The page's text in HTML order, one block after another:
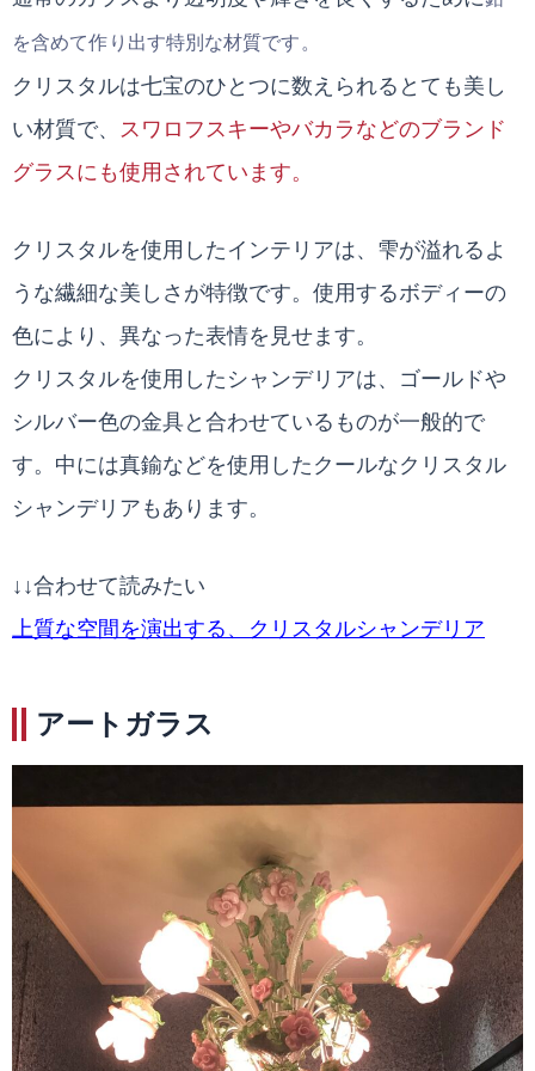
を含めて作り出す特別な材質です。
クリスタルは七宝のひとつに数えられるとても美し
い材質で、
スワロフスキーやバカラなどのブランド
グラスにも使用されています。
クリスタルを使用したインテリアは、雫が溢れるよ
うな繊細な美しさが特徴です。使用するボディーの
色により、異なった表情を見せます。
クリスタルを使用したシャンデリアは、ゴールドや
シルバー色の金具と合わせているものが一般的で
す。中には真鍮などを使用したクールなクリスタル
シャンデリアもあります。
↓↓合わせて読みたい
上質な空間を演出する、クリスタルシャンデリア
アートガラス